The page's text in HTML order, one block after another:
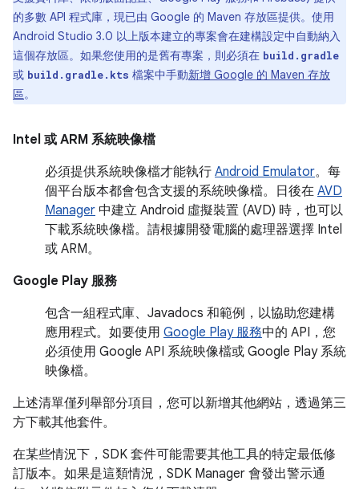
的多數 API 程式庫，現已由 Google 的 Maven 存放區提供。使用
Android Studio 3.0 以上版本建立的專案會在建構設定中自動納入
這個存放區。如果您使用的是舊有專案，則必須在 build.gradle
或 build.gradle.kts 檔案中手動新增 Google 的 Maven 存放
區。
Intel 或 ARM 系統映像檔
必須提供系統映像檔才能執行 Android Emulator。每
個平台版本都會包含支援的系統映像檔。日後在 AVD
Manager 中建立 Android 虛擬裝置 (AVD) 時，也可以
下載系統映像檔。請根據開發電腦的處理器選擇 Intel
或 ARM。
Google Play 服務
包含一組程式庫、Javadocs 和範例，以協助您建構
應用程式。如要使用 Google Play 服務中的 API，您
必須使用 Google API 系統映像檔或 Google Play 系統
映像檔。
上述清單僅列舉部分項目，您可以新增其他網站，透過第三
方下載其他套件。
在某些情況下，SDK 套件可能需要其他工具的特定最低修
訂版本。如果是這類情況，SDK Manager 會發出警示通